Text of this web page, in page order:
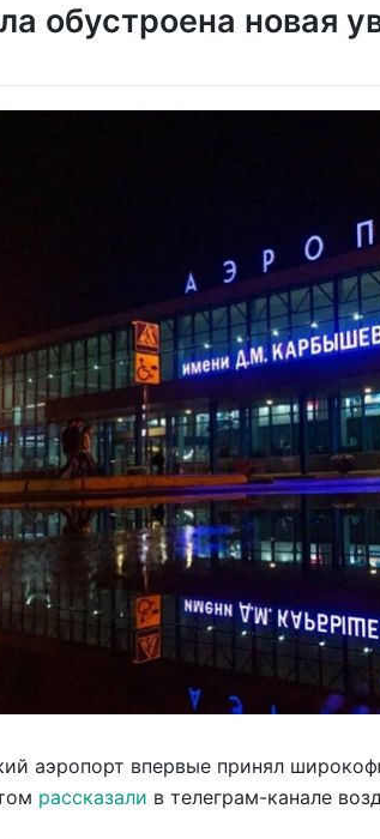
обустроена новая
аэропорт впервые принял
рассказали в телеграм-канале